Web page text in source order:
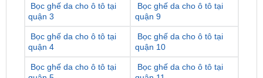
Bọc ghế da cho ô tô tại
quận 3
Bọc ghế da cho ô tô tại
quận 9
Bọc ghế da cho ô tô tại
quận 4
Bọc ghế da cho ô tô tại
quận 10
Bọc ghế da cho ô tô tại
Bọc ghế da cho ô tô tại